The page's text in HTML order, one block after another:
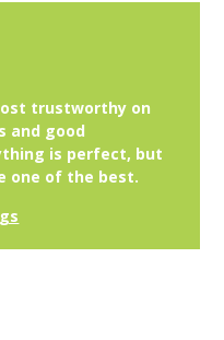
trustworthy on
and good
is perfect, but
one of the best.